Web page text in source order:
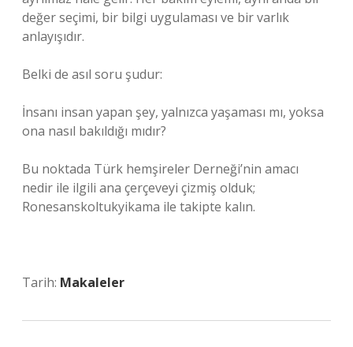
değer seçimi, bir bilgi uygulaması ve bir varlık
anlayışıdır.
Belki de asıl soru şudur:
İnsanı insan yapan şey, yalnızca yaşaması mı, yoksa
ona nasıl bakıldığı mıdır?
Bu noktada Türk hemşireler Derneği’nin amacı
nedir ile ilgili ana çerçeveyi çizmiş olduk;
Ronesanskoltukyikama ile takipte kalın.
Tarih: Makaleler